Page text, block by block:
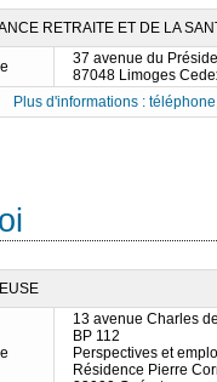
RETRAITE ET DE LA
37 avenue du
87048 Limoges
Plus d'informations :
13 avenue Charles
BP 112
Perspectives et
Résidence Pierre